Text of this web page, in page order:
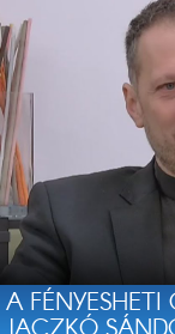
A